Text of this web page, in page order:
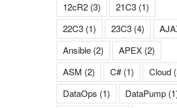
12cR2 (3) 21C3 (1)
22C3 (1) 23C3 (4)
Ansible (2) APEX (2)
ASM (2) C#(1) Cloud
DataOps (1) DataPump